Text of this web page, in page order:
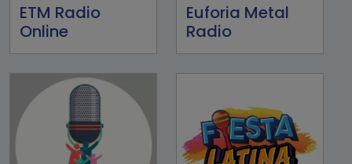
ETM Radio
Online
Euforia Metal
Radio